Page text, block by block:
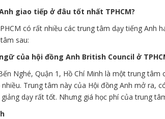
giao tiếp ở đâu tốt nhất TPHCM?
có rất nhiều các trung tâm dạy tiếng Anh
sau:
của hội đồng Anh British Council ở
Nghé, Quận 1, Hồ Chí Minh là một trung
Trung tâm này của Hội đồng Anh mở ra,
dạy rất tốt. Nhưng giá học phí của trung